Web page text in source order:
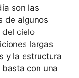
son las
de algunos
del cielo
largas
y la estructura
con una